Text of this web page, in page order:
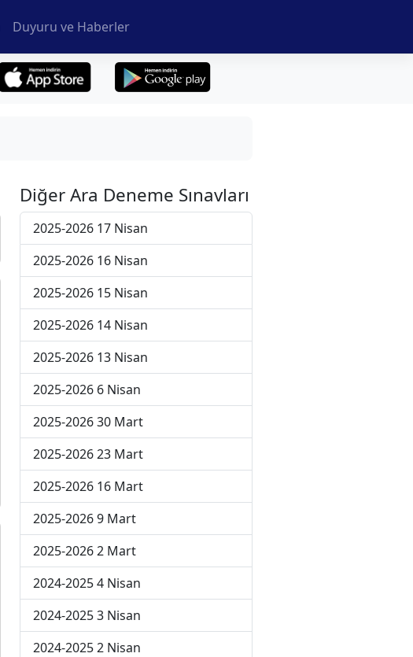
Duyuru ve Haberler
Diğer Ara Deneme Sınavları
2025-2026 17 Nisan
2025-2026 16 Nisan
2025-2026 15 Nisan
2025-2026 14 Nisan
2025-2026 13 Nisan
2025-2026 6 Nisan
2025-2026 30 Mart
2025-2026 23 Mart
2025-2026 16 Mart
2025-2026 9 Mart
2025-2026 2 Mart
2024-2025 4 Nisan
2024-2025 3 Nisan
2024-2025 2 Nisan